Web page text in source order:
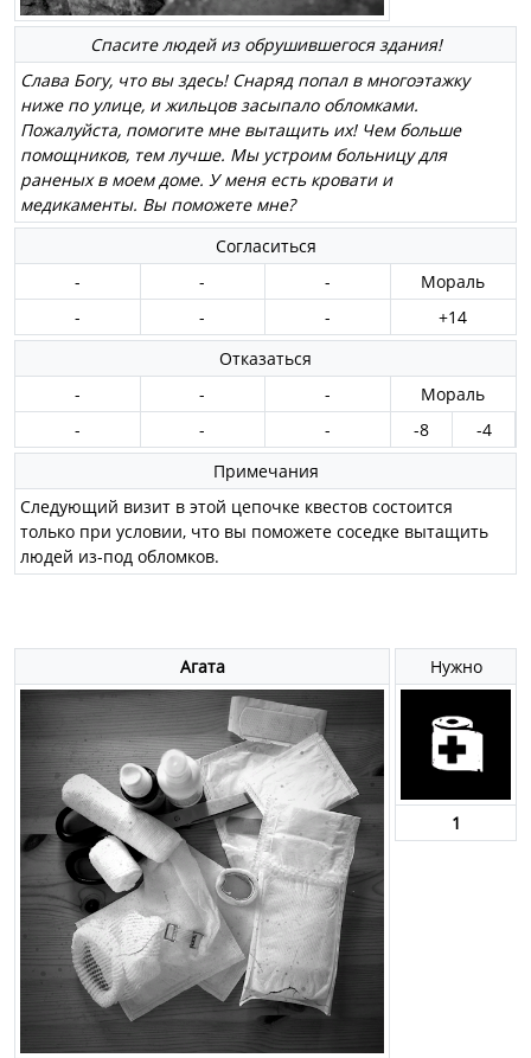
Спасите людей из обрушившегося здания!
Слава Богу, что вы здесь! Снаряд попал в многоэтажку
ниже по улице, и жильцов засыпало обломками.
Пожалуйста, помогите мне вытащить их! Чем больше
помощников, тем лучше. Мы устроим больницу для
раненых в моем доме. У меня есть кровати и
медикаменты. Вы поможете мне?
Согласиться
-
- -
Мораль
-
- -
+14
Отказаться
-
- -
Мораль
-
- - -8
-4
Примечания
Следующий визит в этой цепочке квестов состоится
только при условии, что вы поможете соседке вытащить
людей из-под обломков.
Агата Нужно
1